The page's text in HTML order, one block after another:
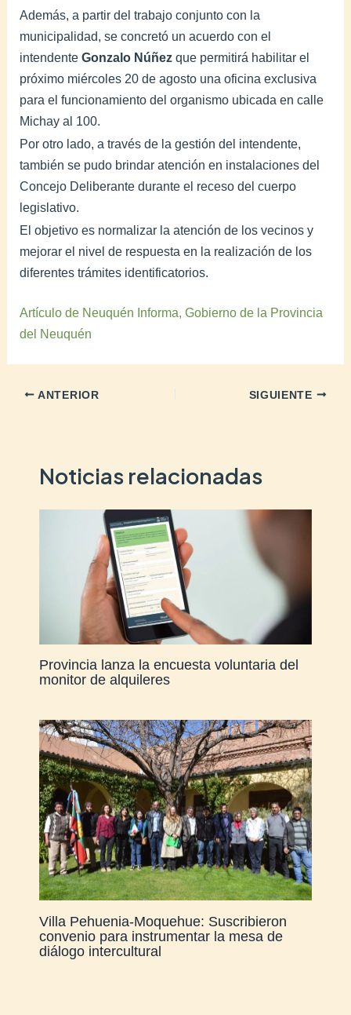
Además, a partir del trabajo conjunto con la
municipalidad, se concretó un acuerdo con el
intendenteGonzalo Núñez que permitirá habilitar el
próximo miércoles 20 de agosto una oficina exclusiva
para el funcionamiento del organismo ubicada en calle
Michay al 100.
Por otro lado, a través de la gestión del intendente,
también se pudo brindar atención en instalaciones del
Concejo Deliberante durante el receso del cuerpo
legislativo.
El objetivo es normalizar la atención de los vecinos y
mejorar el nivel de respuesta en la realización de los
diferentes trámites identificatorios.
Artículo de Neuquén Informa, Gobierno de la Provincia
del Neuquén
ANTERIOR SIGUIENTE
Noticias relacionadas
Provincia lanza la encuesta voluntaria del
monitor de alquileres
Villa Pehuenia-Moquehue: Suscribieron
convenio para instrumentar la mesa de
diálogo intercultural